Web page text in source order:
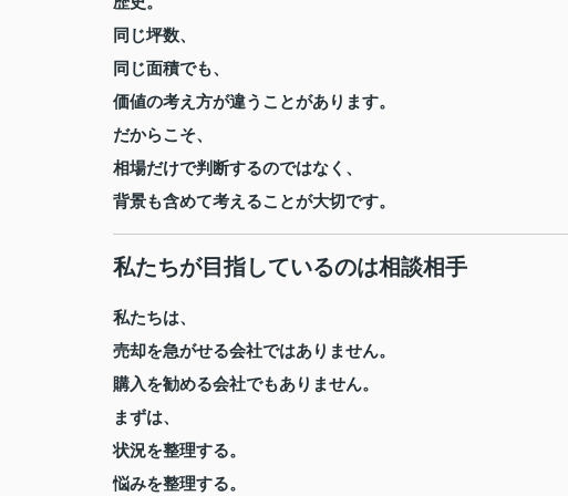
同じ坪数、
同じ面積でも、
価値の考え方が違うことがあります。
だからこそ、
相場だけで判断するのではなく、
背景も含めて考えることが大切です。
私たちが目指しているのは相談相手
私たちは、
売却を急がせる会社ではありません。
購入を勧める会社でもありません。
まずは、
状況を整理する。
悩みを整理する。